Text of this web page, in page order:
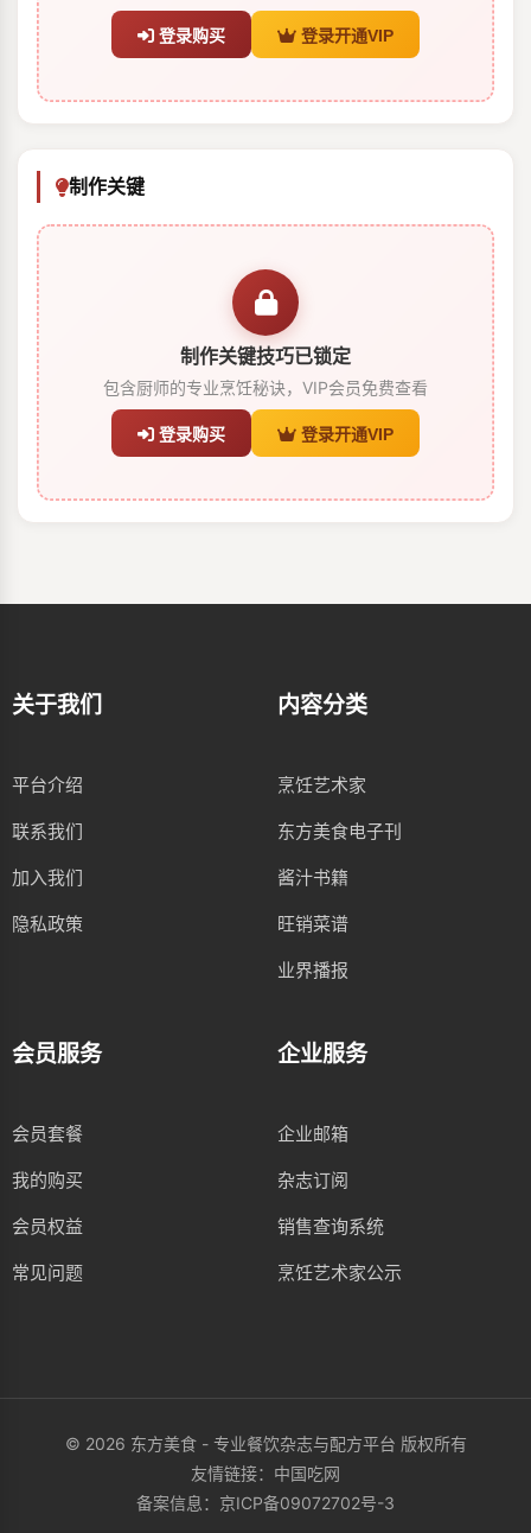
登录购买 登录开通VIP
制作关键
制作关键技巧已锁定
包含厨师的专业烹饪秘诀，VIP会员免费查看
登录购买 登录开通VIP
关于我们
平台介绍
联系我们
加入我们
隐私政策
内容分类
烹饪艺术家
东方美食电子刊
酱汁书籍
旺销菜谱
业界播报
会员服务
会员套餐
我的购买
会员权益
常见问题
企业服务
企业邮箱
杂志订阅
销售查询系统
烹饪艺术家公示
© 2026 东方美食 - 专业餐饮杂志与配方平台 版权所有
友情链接： 中国吃网
备案信息： 京ICP备09072702号-3